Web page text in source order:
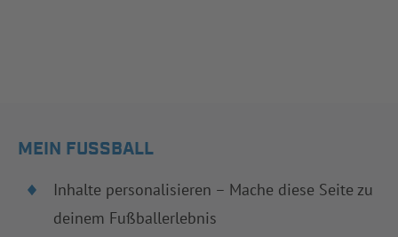
MEIN FUSSBALL
Inhalte personalisieren – Mache diese Seite zu
deinem Fußballerlebnis